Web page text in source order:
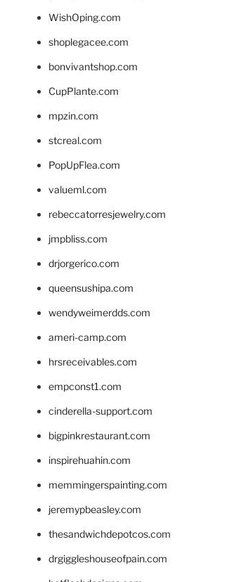
WishOping.com
shoplegacee.com
bonvivantshop.com
CupPlante.com
mpzin.com
stcreal.com
PopUpFlea.com
valueml.com
rebeccatorresjewelry.com
jmpbliss.com
drjorgerico.com
queensushipa.com
wendyweimerdds.com
ameri-camp.com
hrsreceivables.com
empconst1.com
cinderella-support.com
bigpinkrestaurant.com
inspirehuahin.com
memmingerspainting.com
jeremypbeasley.com
thesandwichdepotcos.com
drgiggleshouseofpain.com